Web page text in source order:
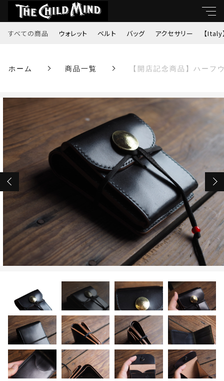
すべての商品 ウォレット ベルト バッグ アクセサリー 【Italy
ホーム 商品一覧 【開店記念商品】ハー
染ブラック・ヴィンテージコイン②）
￥45,100 （税込）
ショッピングを続ける
カートを確認する
すべて
ウォレット
ベルト
バッグ
アクセサリー
限定品
メンテナンス
アパレル・ステッカー
子カテゴリ
価格帯
～
並び順
セール